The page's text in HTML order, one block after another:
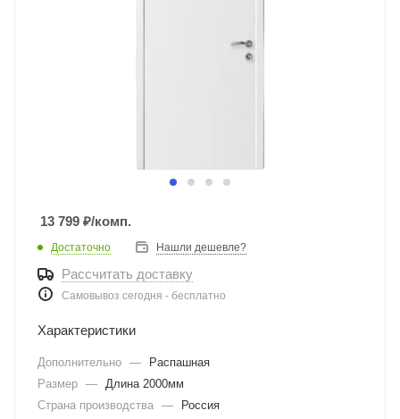
13 799 ₽/комп.
Достаточно Нашли дешевле?
Рассчитать доставку
Самовывоз сегодня - бесплатно
Характеристики
Дополнительно —
Распашная
Размер — Длина 2000мм
Страна производства —
Россия